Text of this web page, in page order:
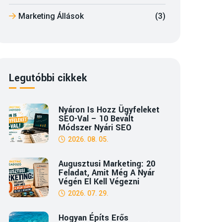
Marketing Állások (3)
Legutóbbi cikkek
Nyáron Is Hozz Ügyfeleket
SEO-Val – 10 Bevált
Módszer Nyári SEO
2026. 08. 05.
Augusztusi Marketing: 20
Feladat, Amit Még A Nyár
Végén El Kell Végezni
2026. 07. 29.
Hogyan Építs Erős